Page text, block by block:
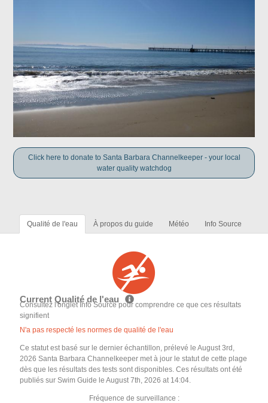
Click here to donate to Santa Barbara Channelkeeper - your local
water quality watchdog
Qualité de l'eau À propos du guide Météo Info Source
Current Qualité de l'eau
Consultez l'onglet Info Source pour comprendre ce que ces résultats
signifient
N'a pas respecté les normes de qualité de l'eau
Ce statut est basé sur le dernier échantillon, prélevé le August 3rd,
2026 Santa Barbara Channelkeeper met à jour le statut de cette plage
dès que les résultats des tests sont disponibles. Ces résultats ont été
publiés sur Swim Guide le August 7th, 2026 at 14:04.
Fréquence de surveillance :